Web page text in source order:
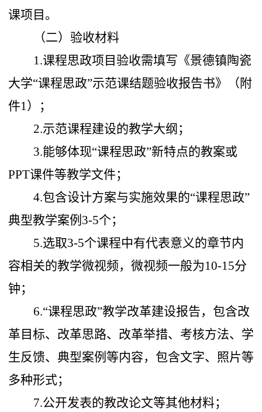
课项目。
（二） 验收材料
1.课程思政项目验收需填写《景德镇陶瓷
大学“课程思政”示范课结题验收报告书》（附
件1）；
2.示范课程建设的教学大纲；
3.能够体现“课程思政”新特点的教案或
PPT课件等教学文件；
4.包含设计方案与实施效果的“课程思政”
典型教学案例3-5个；
5.选取3-5个课程中有代表意义的章节内
容相关的教学微视频，微视频一般为10-15分
钟；
6.“课程思政”教学改革建设报告，包含改
革目标、改革思路、改革举措、考核方法、学
生反馈、典型案例等内容，包含文字、照片等
多种形式；
7.公开发表的教改论文等其他材料；